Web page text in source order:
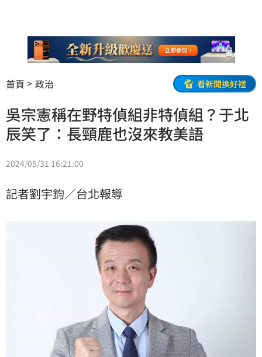
首頁 政治 看新聞換好禮
吳宗憲稱在野特偵組非特偵組？于北
辰笑了：長頸鹿也沒來教美語
2024/05/31 16:21:00
記者劉宇鈞／台北報導